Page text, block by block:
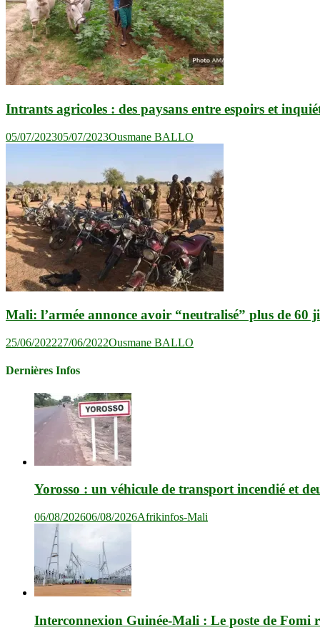
Intrants agricoles : des paysans entre espoirs et
05/07/202305/07/2023Ousmane BALLO
Mali: l’armée annonce avoir “neutralisé” plus de 60
25/06/202227/06/2022Ousmane BALLO
Dernières Infos
Yorosso : un véhicule de transport incendié et
06/08/202606/08/2026Afrikinfos-Mali
Interconnexion Guinée-Mali : Le poste de Fomi